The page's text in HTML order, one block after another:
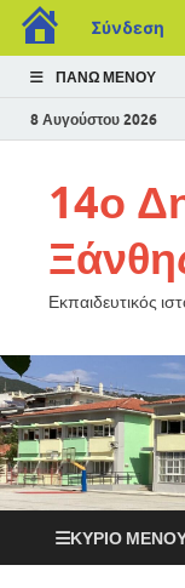
Σύνδεση
ΠΆΝΩ ΜΕΝΟΎ
8 Αυγούστου 2026
14ο
Εκπαιδευτικός
ΚΎΡΙΟ